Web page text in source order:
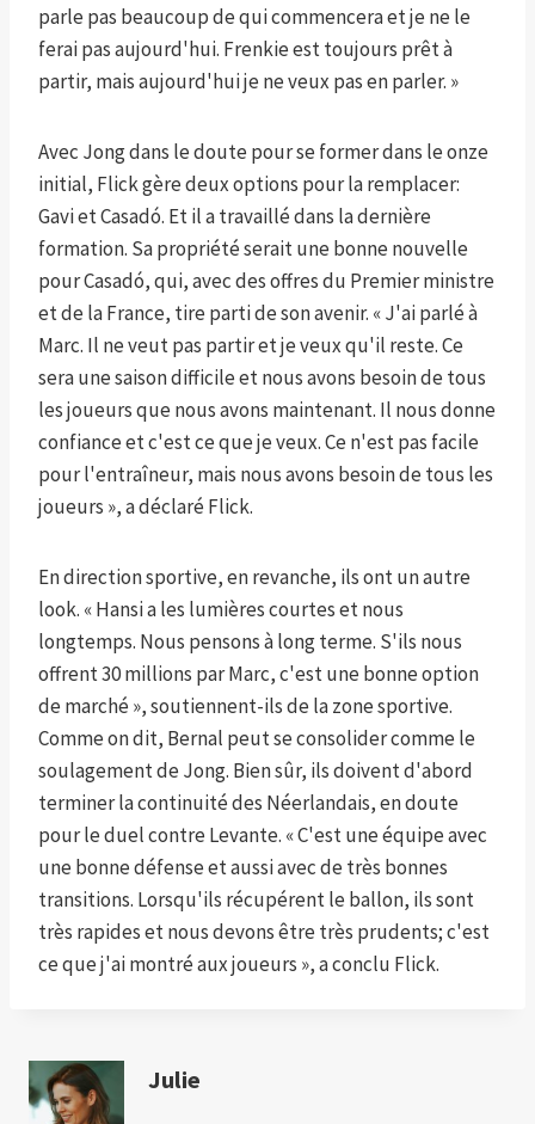
parle pas beaucoup de qui commencera et je ne le
ferai pas aujourd'hui. Frenkie est toujours prêt à
partir, mais aujourd'hui je ne veux pas en parler. »
Avec Jong dans le doute pour se former dans le onze
initial, Flick gère deux options pour la remplacer:
Gavi et Casadó. Et il a travaillé dans la dernière
formation. Sa propriété serait une bonne nouvelle
pour Casadó, qui, avec des offres du Premier ministre
et de la France, tire parti de son avenir. « J'ai parlé à
Marc. Il ne veut pas partir et je veux qu'il reste. Ce
sera une saison difficile et nous avons besoin de tous
les joueurs que nous avons maintenant. Il nous donne
confiance et c'est ce que je veux. Ce n'est pas facile
pour l'entraîneur, mais nous avons besoin de tous les
joueurs », a déclaré Flick.
En direction sportive, en revanche, ils ont un autre
look. « Hansi a les lumières courtes et nous
longtemps. Nous pensons à long terme. S'ils nous
offrent 30 millions par Marc, c'est une bonne option
de marché », soutiennent-ils de la zone sportive.
Comme on dit, Bernal peut se consolider comme le
soulagement de Jong. Bien sûr, ils doivent d'abord
terminer la continuité des Néerlandais, en doute
pour le duel contre Levante. « C'est une équipe avec
une bonne défense et aussi avec de très bonnes
transitions. Lorsqu'ils récupérent le ballon, ils sont
très rapides et nous devons être très prudents; c'est
ce que j'ai montré aux joueurs », a conclu Flick.
Julie